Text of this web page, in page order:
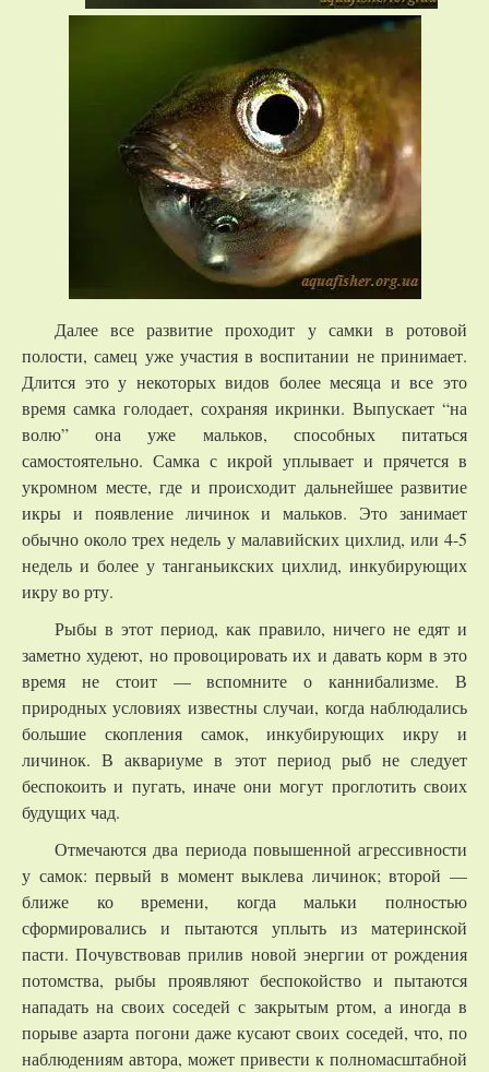
Далее все развитие проходит у самки в ротовой
полости, самец уже участия в воспитании не принимает.
Длится это у некоторых видов более месяца и все это
время самка голодает, сохраняя икринки. Выпускает “на
волю” она уже мальков, способных питаться
самостоятельно. Самка с икрой уплывает и прячется в
укромном месте, где и происходит дальнейшее развитие
икры и появление личинок и мальков. Это занимает
обычно около трех недель у малавийских цихлид, или 4-5
недель и более у танганьикских цихлид, инкубирующих
икру во рту.
Рыбы в этот период, как правило, ничего не едят и
заметно худеют, но провоцировать их и давать корм в это
время не стоит — вспомните о каннибализме. В
природных условиях известны случаи, когда наблюдались
большие скопления самок, инкубирующих икру и
личинок. В аквариуме в этот период рыб не следует
беспокоить и пугать, иначе они могут проглотить своих
будущих чад.
Отмечаются два периода повышенной агрессивности
у самок: первый в момент выклева личинок; второй —
ближе ко времени, когда мальки полностью
сформировались и пытаются уплыть из материнской
пасти. Почувствовав прилив новой энергии от рождения
потомства, рыбы проявляют беспокойство и пытаются
нападать на своих соседей с закрытым ртом, а иногда в
порыве азарта погони даже кусают своих соседей, что, по
наблюдениям автора, может привести к полномасштабной